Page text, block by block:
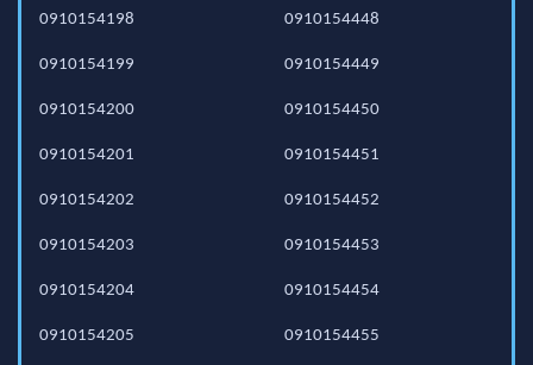
0910154198
0910154199
0910154200
0910154201
0910154202
0910154203
0910154204
0910154205
0910154448
0910154449
0910154450
0910154451
0910154452
0910154453
0910154454
0910154455